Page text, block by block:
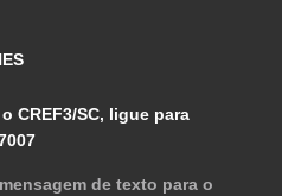
CREF3/SC, ligue para
de texto para o